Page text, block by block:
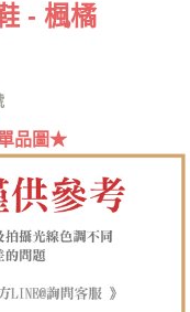
轉至「AFTEE先享後付」
結帳。
易完成。
您需要取消訂單，請聯絡
有效，需透過AFTEE先享
請聯繫「AFTEE先享後付
- 楓橘
品圖★